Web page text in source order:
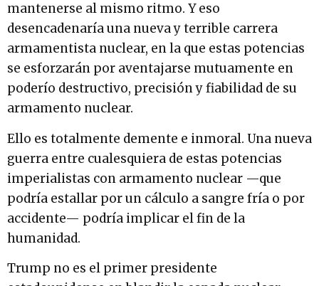
mantenerse al mismo ritmo. Y eso
desencadenaría una nueva y terrible carrera
armamentista nuclear, en la que estas potencias
se esforzarán por aventajarse mutuamente en
poderío destructivo, precisión y fiabilidad de su
armamento nuclear.
Ello es totalmente demente e inmoral. Una nueva
guerra entre cualesquiera de estas potencias
imperialistas con armamento nuclear —que
podría estallar por un cálculo a sangre fría o por
accidente— podría implicar el fin de la
humanidad.
Trump no es el primer presidente